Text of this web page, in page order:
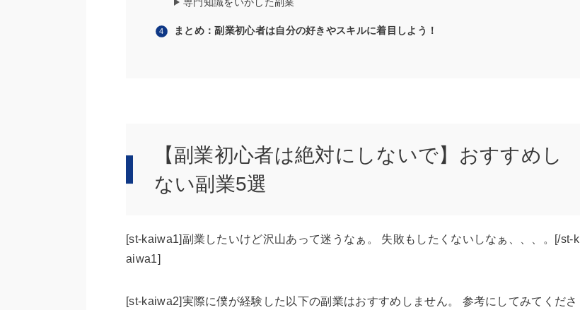
まとめ：副業初心者は自分の好きやスキルに着目しよう！
【副業初心者は絶対にしないで】おすすめし
ない副業5選
[st-kaiwa1]副業したいけど沢山あって迷うなぁ。 失敗もしたくないしなぁ、、、。[/st-k
aiwa1]
[st-kaiwa2]実際に僕が経験した以下の副業はおすすめしません。 参考にしてみてくださ